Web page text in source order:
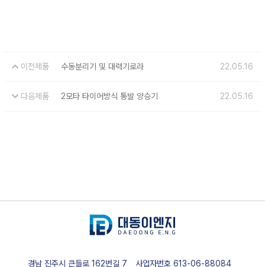
이전제품 수동분리기 및 대력기로라 22.05.16
다음제품 2모타 타이어방식 통발 양승기 22.05.16
경남 진주시 큰들로 162번길 7 사업자번호 613-06-88084